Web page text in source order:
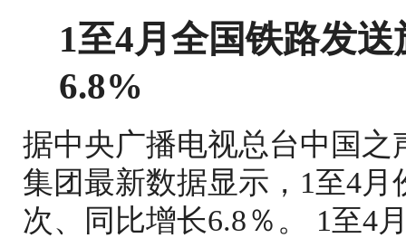
1至4月全国铁路发
6.8%
据中央广播电视总台中国
集团最新数据显示，1至4月
次、同比增长6.8％。 1至4